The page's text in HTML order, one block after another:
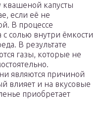
квашеной капусты
если её не
В процессе
солью внутри ёмкости
В результате
газы, которые не
являются причиной
влияет и на вкусовые
приобретает